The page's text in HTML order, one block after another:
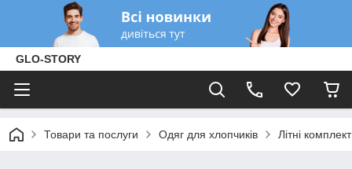
GLO-STORY
Товари та послуги Одяг для хлопчиків Літні